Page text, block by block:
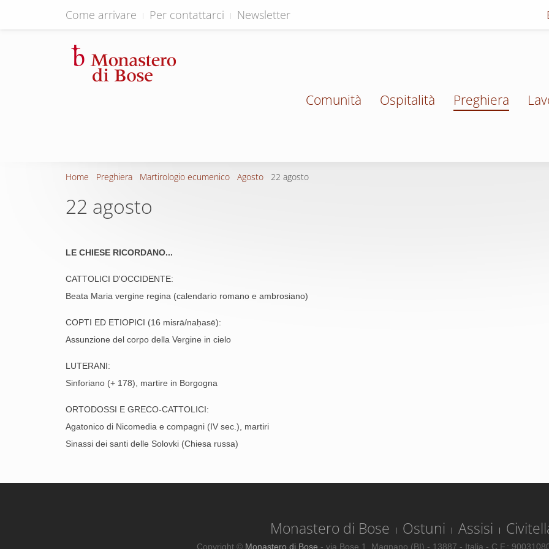
Come arrivare Per contattarci Newsletter
Comunità Ospitalità Preghiera
Home Preghiera Martirologio ecumenico Agosto 22 agosto
22 agosto
LE CHIESE RICORDANO...
CATTOLICI D'OCCIDENTE:
Beata Maria vergine regina (calendario romano e ambrosiano)
COPTI ED ETIOPICI (16 misrā/naḥasē):
Assunzione del corpo della Vergine in cielo
LUTERANI:
Sinforiano (+ 178), martire in Borgogna
ORTODOSSI E GRECO-CATTOLICI:
Agatonico di Nicomedia e compagni (IV sec.), martiri
Sinassi dei santi delle Solovki (Chiesa russa)
Monastero di Bose Ostuni Assisi
Copyright © Monastero di Bose - via Bose 1, Magnano (BI) - 13887 - Italia - C.F.: